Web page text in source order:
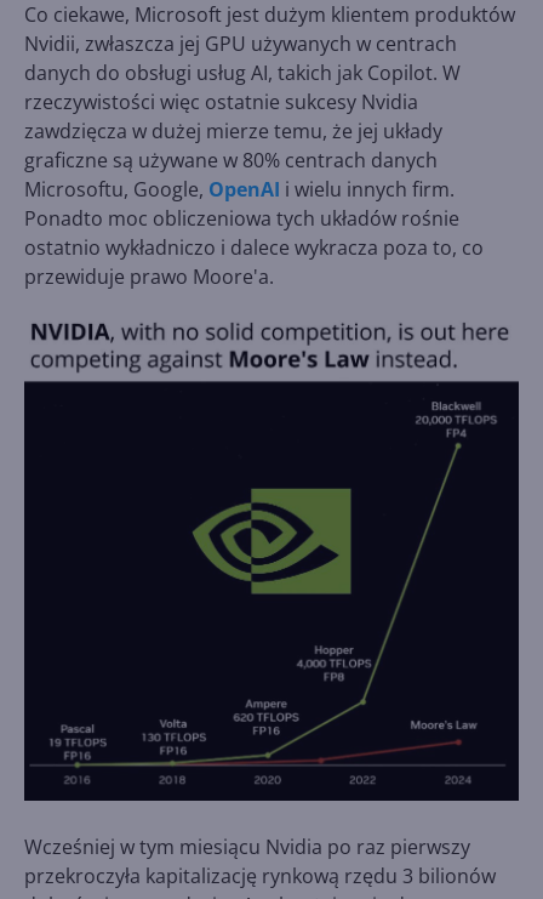
Co ciekawe, Microsoft jest dużym klientem produktów
Nvidii, zwłaszcza jej GPU używanych w centrach
danych do obsługi usług AI, takich jak Copilot. W
rzeczywistości więc ostatnie sukcesy Nvidia
zawdzięcza w dużej mierze temu, że jej układy
graficzne są używane w 80% centrach danych
Microsoftu, Google, OpenAI i wielu innych firm.
Ponadto moc obliczeniowa tych układów rośnie
ostatnio wykładniczo i dalece wykracza poza to, co
przewiduje prawo Moore'a.
Wcześniej w tym miesiącu Nvidia po raz pierwszy
przekroczyła kapitalizację rynkową rzędu 3 bilionów